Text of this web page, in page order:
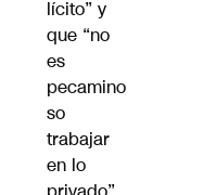
lícito” y
que “no
es
pecamino
so
trabajar
en lo